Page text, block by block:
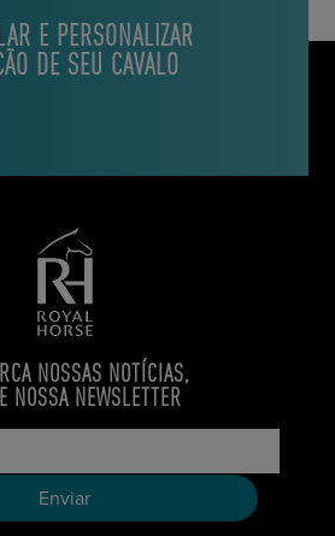
E PERSONALIZAR
DE SEU CAVALO
NOSSAS NOTÍCIAS,
NOSSA NEWSLETTER